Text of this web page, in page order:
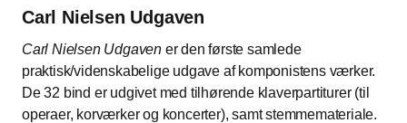
Carl Nielsen Udgaven
Carl Nielsen Udgaven er den første samlede
praktisk/videnskabelige udgave af komponistens værker.
De 32 bind er udgivet med tilhørende klaverpartiturer (til
operaer, korværker og koncerter), samt stemmemateriale.